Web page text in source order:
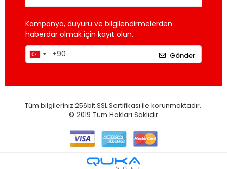
Kampanya, duyuru ve bilgilendirmelerden
haberdar olmak için kayıt olun.
Gönder
Tüm bilgileriniz 256bit SSL Sertifikası ile korunmaktadır.
© 2019 Tüm Hakları Saklıdır